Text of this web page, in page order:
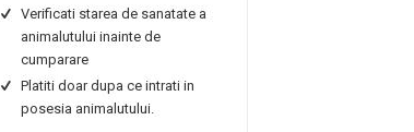
Verificati starea de sanatate a
animalutului inainte de
cumparare
Platiti doar dupa ce intrati in
posesia animalutului.